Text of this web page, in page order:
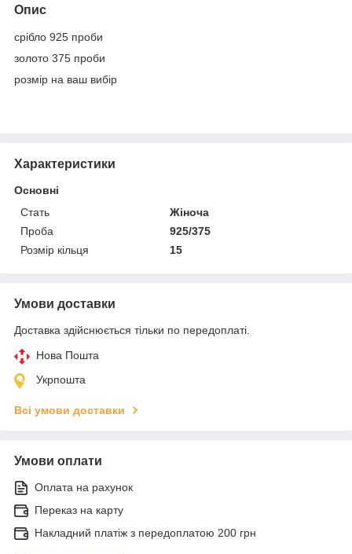
Опис
срібло 925 проби
золото 375 проби
розмір на ваш вибір
Характеристики
Основні
Стать
Жіноча
Проба
925/375
Розмір кільця
15
Умови доставки
Доставка здійснюється тільки по передоплаті.
Нова Пошта
Укрпошта
Всі умови доставки
Умови оплати
Оплата на рахунок
Переказ на карту
Накладний платіж з передоплатою 200 грн